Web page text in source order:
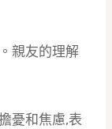
親友的理解
憂和焦慮,表